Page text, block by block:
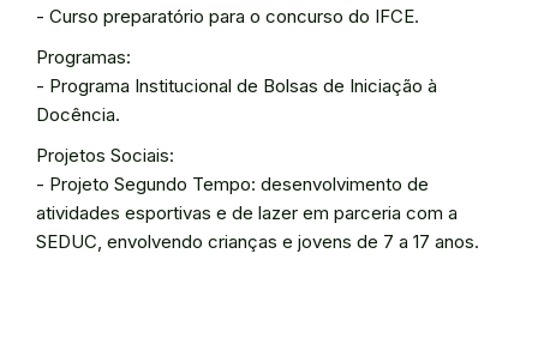
- Curso preparatório para o concurso do IFCE.
Programas:
- Programa Institucional de Bolsas de Iniciação à
Docência.
Projetos Sociais:
- Projeto Segundo Tempo: desenvolvimento de
atividades esportivas e de lazer em parceria com a
SEDUC, envolvendo crianças e jovens de 7 a 17 anos.